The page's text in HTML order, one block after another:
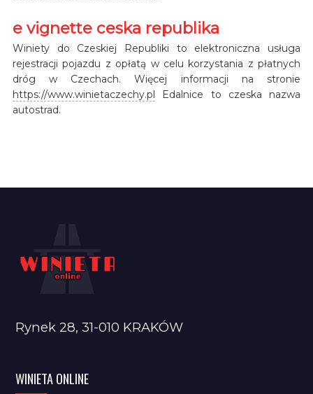
e vignette ceska republika
Winiety do Czeskiej Republiki to elektroniczna usługa
rejestracji pojazdu z opłatą w celu korzystania z płatnych
dróg w Czechach. Więcej informacji na stronie
https://www.winietaczechy.pl Edalnice to czeska nazwa
autostrad.
Rynek 28, 31-010 KRAKÓW
WINIETA ONLINE